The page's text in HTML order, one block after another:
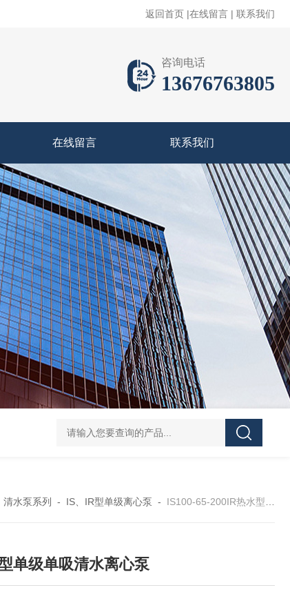
返回首页 |在线留言 | 联系我们
咨询电话
13676763805
在线留言 联系我们
CDLF不锈钢多级泵 CDLF不锈钢立式冲压泵
清水泵系列 - IS、IR型单级离心泵 - IS100-65-200IR热水型单级单吸清水离心泵
单级单吸清水离心泵